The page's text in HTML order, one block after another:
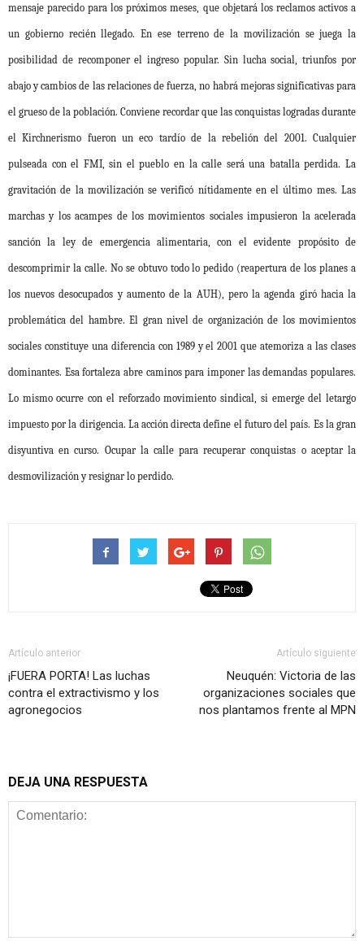
mensaje parecido para los próximos meses, que objetará los reclamos activos a
un gobierno recién llegado. En ese terreno de la movilización se juega la
posibilidad de recomponer el ingreso popular. Sin lucha social, triunfos por
abajo y cambios de las relaciones de fuerza, no habrá mejoras significativas para
el grueso de la población. Conviene recordar que las conquistas logradas durante
el Kirchnerismo fueron un eco tardío de la rebelión del 2001. Cualquier
pulseada con el FMI, sin el pueblo en la calle será una batalla perdida. La
gravitación de la movilización se verificó nítidamente en el último mes. Las
marchas y los acampes de los movimientos sociales impusieron la acelerada
sanción la ley de emergencia alimentaria, con el evidente propósito de
descomprimir la calle. No se obtuvo todo lo pedido (reapertura de los planes a
los nuevos desocupados y aumento de la AUH), pero la agenda giró hacia la
problemática del hambre. El gran nivel de organización de los movimientos
sociales constituye una diferencia con 1989 y el 2001 que atemoriza a las clases
dominantes. Esa fortaleza abre caminos para imponer las demandas populares.
Lo mismo ocurre con el reforzado movimiento sindical, si emerge del letargo
impuesto por la dirigencia. La acción directa define el futuro del país. Es la gran
disyuntiva en curso. Ocupar la calle para recuperar conquistas o aceptar la
desmovilización y resignar lo perdido.
Artículo anterior
¡FUERA PORTA! Las luchas
contra el extractivismo y los
agronegocios
Artículo siguiente
Neuquén: Victoria de las
organizaciones sociales que
nos plantamos frente al MPN
DEJA UNA RESPUESTA